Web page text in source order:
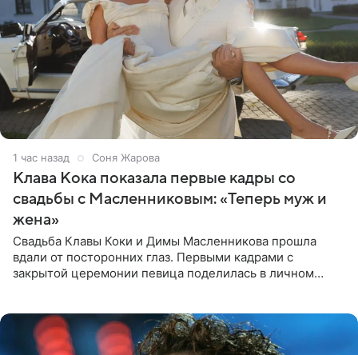
1 час назад Соня Жарова
Клава Кока показала первые кадры со
свадьбы с Масленниковым: «Теперь муж и
жена»
Свадьба Клавы Коки и Димы Масленникова прошла
вдали от посторонних глаз. Первыми кадрами с
закрытой церемонии певица поделилась в личном